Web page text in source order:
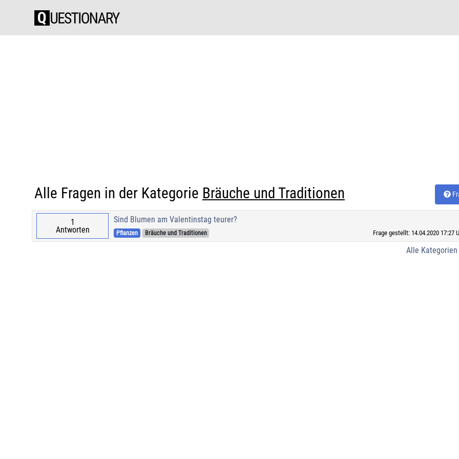
Alle Fragen in der Kategorie Bräuche und Traditionen
1
Antworten
Sind Blumen am Valentinstag teurer?
Pflanzen Bräuche und Traditionen Frage gestellt: 14.04.2020 17:27
Alle Kategorien